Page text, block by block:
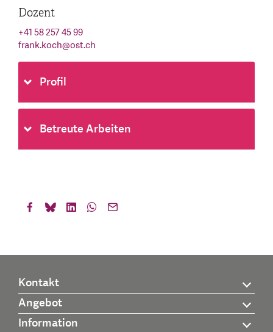
Dozent
+41 58 257 45 99
frank.koch@ost.ch
Profil
Betreute Arbeiten
Kontakt
Angebot
Information